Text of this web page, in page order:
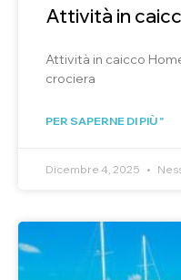
Attività in
Attività in caicco
crociera
PER SAPERNE DI PIÙ "
Dicembre 4, 2025